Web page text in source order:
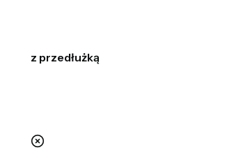
z przedłużką
nie